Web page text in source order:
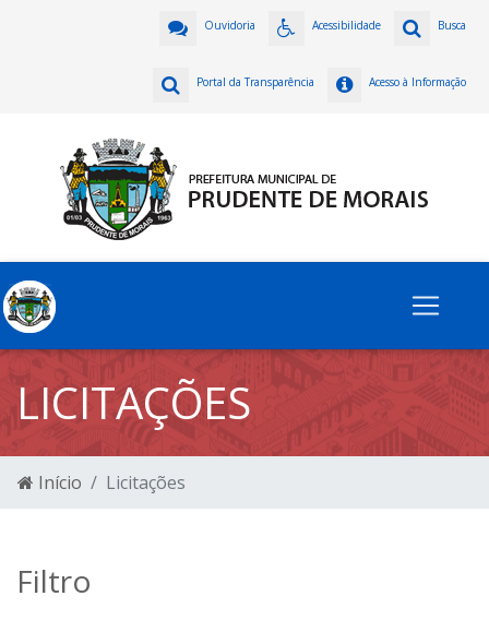
Busca
Acessibilidade
Ouvidoria
Acesso à Informação
Portal da Transparência
LICITAÇÕES
Início Licitações
Filtro